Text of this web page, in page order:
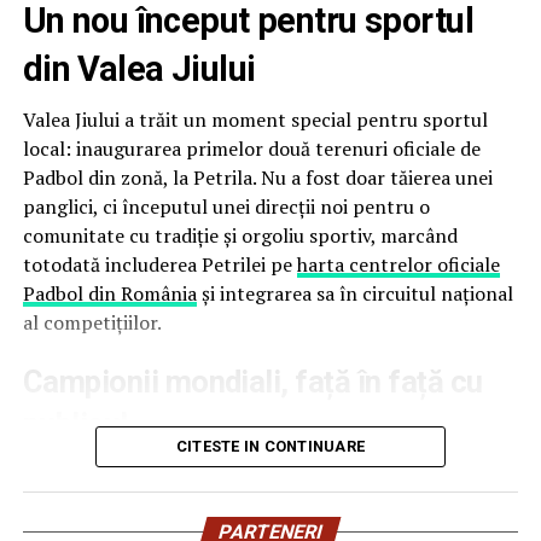
Floris Stănculea, Adrian Cătrună și Daniel Matincă
încheiat competiția pe locul secund, cucerind titlul
remarcabil și după eliminarea principalilor favoriți ai
competiției.
Floris Stănculea, desemnat MVP-ul competiției
Performanțele României au fost completate de o
distincție individuală de prestigiu.
Distincția reprezintă o recunoaștere a evoluțiilor sale
excepționale pe parcursul întregii competiții. Prin
execuțiile sale spectaculoase, precizia loviturilor și
Un nou început pentru sportul
din Valea Jiului
Valea Jiului a trăit un moment special pentru sportul
local: inaugurarea primelor două terenuri oficiale de
Padbol din zonă, la Petrila. Nu a fost doar tăierea unei
panglici, ci începutul unei direcții noi pentru o
comunitate cu tradiție și orgoliu sportiv, marcând
totodată includerea Petrilei peharta centrelor oficiale
Padbol din Româniași integrarea sa în circuitul național
al competițiilor.
publicul
La deschidere au fost prezenți campionii mondiali
Olivian Surugiu și Victoraș Popescu, alături de colegii lor
CITESTE IN CONTINUARE
PARTENERI